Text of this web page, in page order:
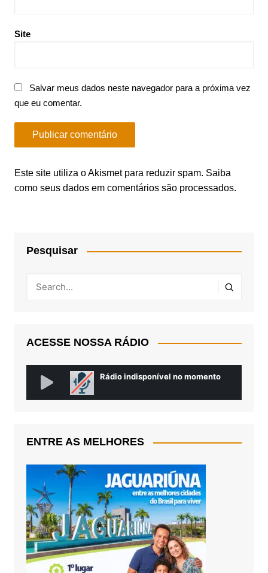
Site
Salvar meus dados neste navegador para a próxima vez
que eu comentar.
Este site utiliza o Akismet para reduzir spam. Saiba
como seus dados em comentários são processados.
Pesquisar
ACESSE NOSSA RÁDIO
ENTRE AS MELHORES